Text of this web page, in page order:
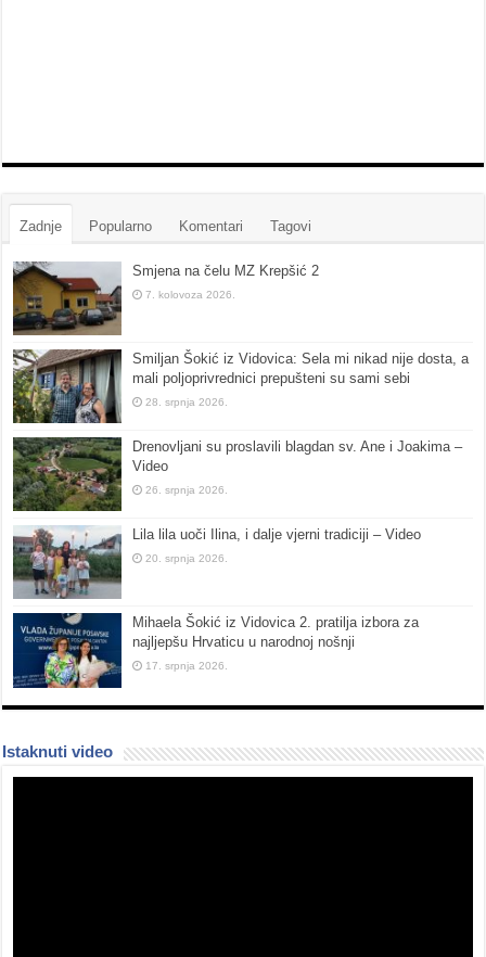
Zadnje Popularno Komentari Tagovi
Smjena na čelu MZ Krepšić 2
7. kolovoza 2026.
Smiljan Šokić iz Vidovica: Sela mi nikad nije dosta, a
mali poljoprivrednici prepušteni su sami sebi
28. srpnja 2026.
Drenovljani su proslavili blagdan sv. Ane i Joakima –
Video
26. srpnja 2026.
Lila lila uoči Ilina, i dalje vjerni tradiciji – Video
20. srpnja 2026.
Mihaela Šokić iz Vidovica 2. pratilja izbora za
najljepšu Hrvaticu u narodnoj nošnji
17. srpnja 2026.
Istaknuti video